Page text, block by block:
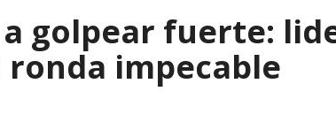
golpear fuerte:
ronda impecable